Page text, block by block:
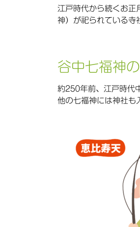
江戸時代から続くお正
神）が祀られている寺
谷中七福神
約250年前、江戸時代
他の七福神には神社も